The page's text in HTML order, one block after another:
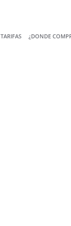
TARIFAS ¿DONDE